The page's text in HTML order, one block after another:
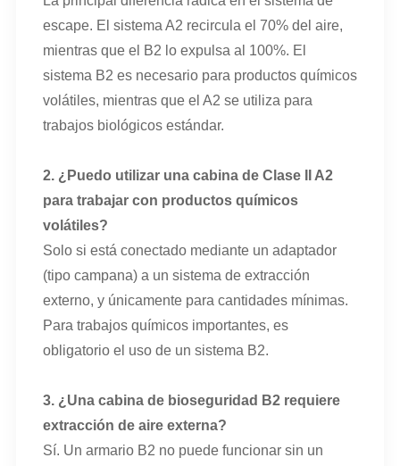
escape. El sistema A2 recircula el 70% del aire,
mientras que el B2 lo expulsa al 100%. El
sistema B2 es necesario para productos químicos
volátiles, mientras que el A2 se utiliza para
trabajos biológicos estándar.
2. ¿Puedo utilizar una cabina de Clase II A2
para trabajar con productos químicos
volátiles?
Solo si está conectado mediante un adaptador
(tipo campana) a un sistema de extracción
externo, y únicamente para cantidades mínimas.
Para trabajos químicos importantes, es
obligatorio el uso de un sistema B2.
3. ¿Una cabina de bioseguridad B2 requiere
extracción de aire externa?
Sí. Un armario B2 no puede funcionar sin un